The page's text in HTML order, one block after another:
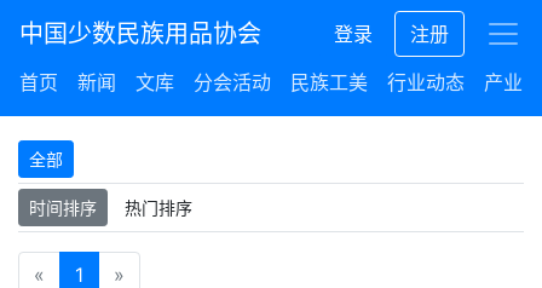
中国少数民族用品协会 登录
注册
首页
新闻 文库 分会活动 民族工美 行业动态 产业
全部
时间排序 热门排序
« 1 »